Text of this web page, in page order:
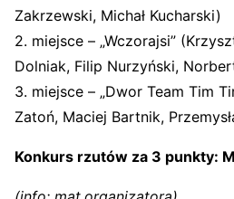
Zakrzewski, Michał Kucharski)
2. miejsce – „Wczorajsi”
Dolniak, Filip Nurzyński,
3. miejsce – „Dwor Team Tim
Zatoń, Maciej Bartnik,
Konkurs rzutów za 3 punkty: